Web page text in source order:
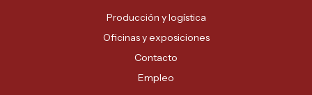
Producción y logística
Oficinas y exposiciones
Contacto
Empleo